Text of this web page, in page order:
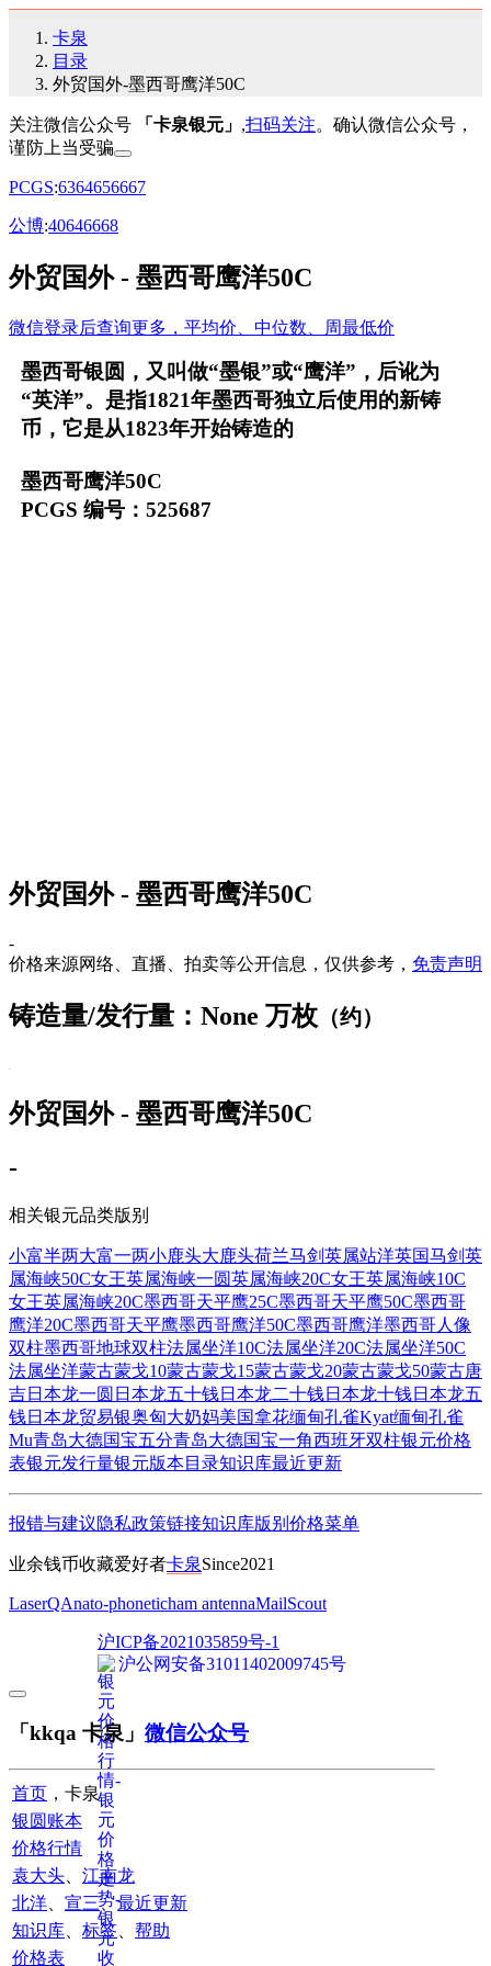
卡泉
目录
外贸国外-墨西哥鹰洋50C
关注微信公众号 「卡泉银元」 ,扫码关注。确认微信公众号，
谨防上当受骗
PCGS:6364656667
公博:40646668
外贸国外 - 墨西哥鹰洋50C
微信登录后查询更多，平均价、中位数、周最低价
墨西哥银圆，又叫做“墨银”或“鹰洋”，后讹为
“英洋”。是指1821年墨西哥独立后使用的新铸
币，它是从1823年开始铸造的
墨西哥鹰洋50C
PCGS 编号：525687
外贸国外 - 墨西哥鹰洋50C
-
价格来源网络、直播、拍卖等公开信息，仅供参考， 免责声明
铸造量/发行量：None 万枚 （约）
外贸国外 - 墨西哥鹰洋50C
-
相关银元品类版别
小富半两大富一两小鹿头大鹿头荷兰马剑英属站洋英国马剑英
属海峡50C女王英属海峡一圆英属海峡20C女王英属海峡10C
女王英属海峡20C墨西哥天平鹰25C墨西哥天平鹰50C墨西哥
鹰洋20C墨西哥天平鹰墨西哥鹰洋50C墨西哥鹰洋墨西哥人像
双柱墨西哥地球双柱法属坐洋10C法属坐洋20C法属坐洋50C
法属坐洋蒙古蒙戈10蒙古蒙戈15蒙古蒙戈20蒙古蒙戈50蒙古唐
吉日本龙一圆 日本龙五十钱日本龙二十钱日本龙十钱日本龙五
钱日本龙贸易银奥匈大奶妈美国拿花缅甸孔雀Kyat缅甸孔雀
Mu青岛大德国宝五分青岛大德国宝一角西班牙双柱银元价格
表银元发行量银元版本目录知识库最近更新
报错与建议隐私政策链接知识库版别 价格菜单
业余钱币收藏爱好者卡泉Since2021
LaserQAnato-phoneticham antennaMailScout
沪ICP备2021035859号-1
沪公网安备31011402009745号
「kkqa 卡泉」 微信公众号
首页 ，卡泉
银圆账本
价格行情
袁大头
江南龙
北洋
宣三、最近更新
知识库
标签
帮助
价格表